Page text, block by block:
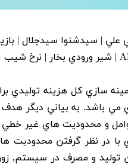
| سيدشنوا سيدجلال |
سازي کل هزينه توليدي
باشد. به بياني ديگر هدف
و محدوديت هاي غير
با در نظر گرفتن محدوديت
توليد و مصرف در سيستم,